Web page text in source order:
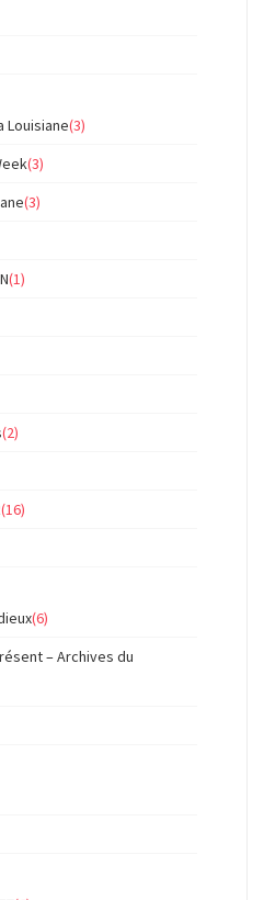
Louisiane(3)
(3)
(3)
(1)
(2)
(16)
(6)
– Archives du